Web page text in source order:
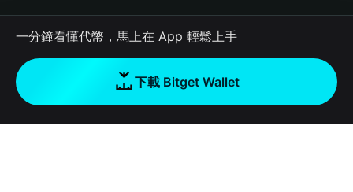
RWA
如何購買加密貨幣
Polygon
一分鐘看懂代幣，馬上在 App 輕鬆上手
下載 Bitget Wallet